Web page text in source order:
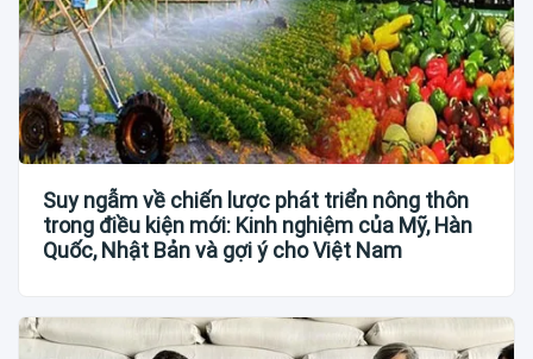
Suy ngẫm về chiến lược phát triển nông thôn
trong điều kiện mới: Kinh nghiệm của Mỹ, Hàn
Quốc, Nhật Bản và gợi ý cho Việt Nam